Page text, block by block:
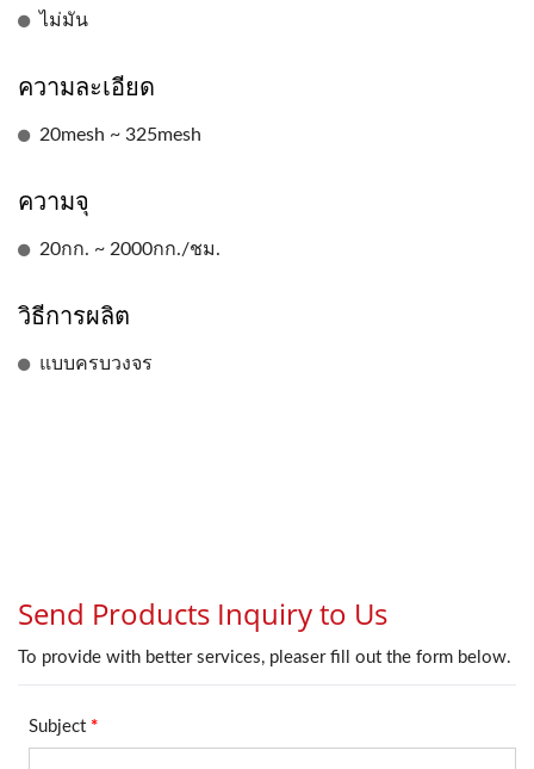
ไม่มัน
ความละเอียด
20mesh ~ 325mesh
ความจุ
20กก. ~ 2000กก./ชม.
วิธีการผลิต
แบบครบวงจร